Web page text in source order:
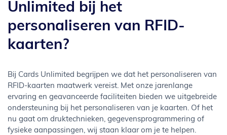
Unlimited bij het
personaliseren van RFID-
kaarten?
Bij Cards Unlimited begrijpen we dat het personaliseren van
RFID-kaarten maatwerk vereist. Met onze jarenlange
ervaring en geavanceerde faciliteiten bieden we uitgebreide
ondersteuning bij het personaliseren van je kaarten. Of het
nu gaat om druktechnieken, gegevensprogrammering of
fysieke aanpassingen, wij staan klaar om je te helpen.